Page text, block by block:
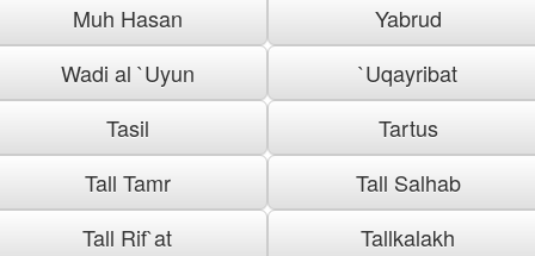
Muh Hasan
Yabrud
Wadi al `Uyun
`Uqayribat
Tasil
Tartus
Tall Tamr
Tall Salhab
Tall Rif`at
Tallkalakh